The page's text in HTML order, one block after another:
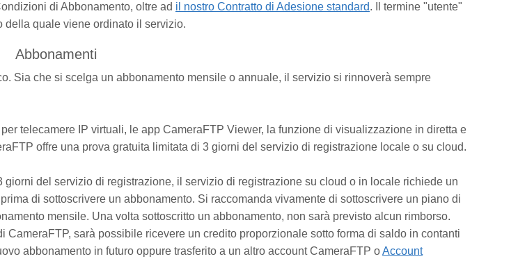
di Abbonamento, oltre ad il nostro Contratto di Adesione standard. Il termine "utente"
della quale viene ordinato il servizio.
Abbonamenti
Sia che si scelga un abbonamento mensile o annuale, il servizio si rinnoverà sempre
telecamere IP virtuali, le app CameraFTP Viewer, la funzione di visualizzazione in diretta e
offre una prova gratuita limitata di 3 giorni del servizio di registrazione locale o su cloud.
del servizio di registrazione, il servizio di registrazione su cloud o in locale richiede un
di sottoscrivere un abbonamento. Si raccomanda vivamente di sottoscrivere un piano di
mensile. Una volta sottoscritto un abbonamento, non sarà previsto alcun rimborso.
sarà possibile ricevere un credito proporzionale sotto forma di saldo in contanti
abbonamento in futuro oppure trasferito a un altro account CameraFTP oAccount